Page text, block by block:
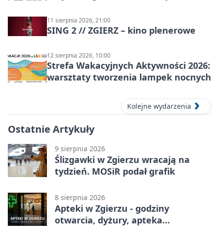
11 sierpnia 2026, 21:00
SING 2 // ZGIERZ – kino plenerowe
12 sierpnia 2026, 10:00
Strefa Wakacyjnych Aktywności 2026:
warsztaty tworzenia lampek nocnych
Kolejne wydarzenia
Ostatnie Artykuły
9 sierpnia 2026
Ślizgawki w Zgierzu wracają na
tydzień. MOSiR podał grafik
8 sierpnia 2026
Apteki w Zgierzu - godziny
otwarcia, dyżury, apteka